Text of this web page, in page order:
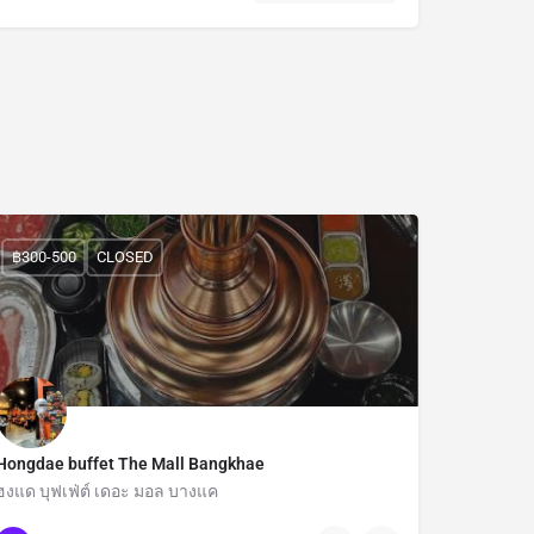
buffet The Mall Bangkhae
งแด บุฟเฟ่ต์ เดอะ มอล บางแค
Bangkok
฿300-500 CLOSED